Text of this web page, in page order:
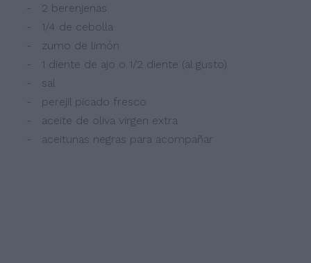
- 2 berenjenas
- 1/4 de cebolla
- zumo de limón
- 1 diente de ajo o 1/2 diente (al gusto)
- sal
- perejil picado fresco
- aceite de oliva virgen extra
- aceitunas negras para acompañar